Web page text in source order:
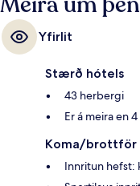
Yfirlit
Stærð hótels
43 herbergi
Er á meira en
Koma/brottför
Innritun hefst: